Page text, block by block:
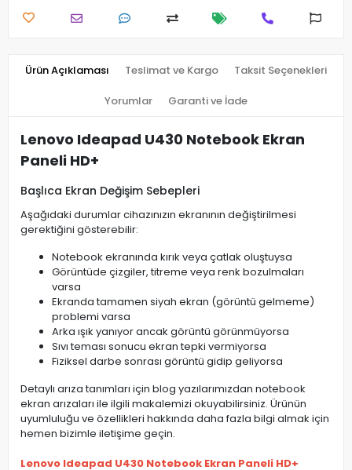
Ürün Açıklaması Teslimat ve Kargo Taksit Seçenekleri
Yorumlar Garanti ve İade
Lenovo Ideapad U430 Notebook Ekran
Paneli HD+
Başlıca Ekran Değişim Sebepleri
Aşağıdaki durumlar cihazınızın ekranının değiştirilmesi
gerektiğini gösterebilir:
Notebook ekranında kırık veya çatlak oluştuysa
Görüntüde çizgiler, titreme veya renk bozulmaları
varsa
Ekranda tamamen siyah ekran (görüntü gelmeme)
problemi varsa
Arka ışık yanıyor ancak görüntü görünmüyorsa
Sıvı teması sonucu ekran tepki vermiyorsa
Fiziksel darbe sonrası görüntü gidip geliyorsa
Detaylı arıza tanımları için blog yazılarımızdan notebook
ekran arızaları ile ilgili makalemizi okuyabilirsiniz. Ürünün
uyumluluğu ve özellikleri hakkında daha fazla bilgi almak için
hemen bizimle iletişime geçin.
Lenovo Ideapad U430 Notebook Ekran Paneli HD+